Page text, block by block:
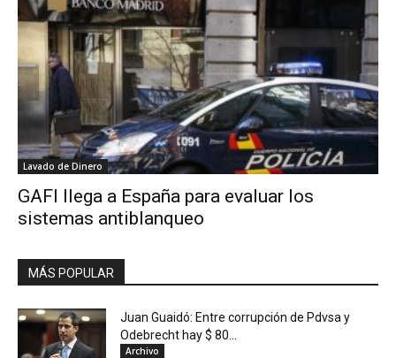
Digital
Lavado de Dinero
GAFI llega a España para evaluar los
sistemas antiblanqueo
MÁS POPULAR
Juan Guaidó: Entre corrupción de Pdvsa y
Odebrecht hay $ 80...
Archivo